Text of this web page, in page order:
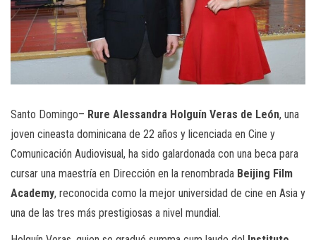
Santo Domingo– Rure Alessandra Holguín Veras de León, una
joven cineasta dominicana de 22 años y licenciada en Cine y
Comunicación Audiovisual, ha sido galardonada con una beca para
cursar una maestría en Dirección en la renombrada Beijing Film
Academy, reconocida como la mejor universidad de cine en Asia y
una de las tres más prestigiosas a nivel mundial.